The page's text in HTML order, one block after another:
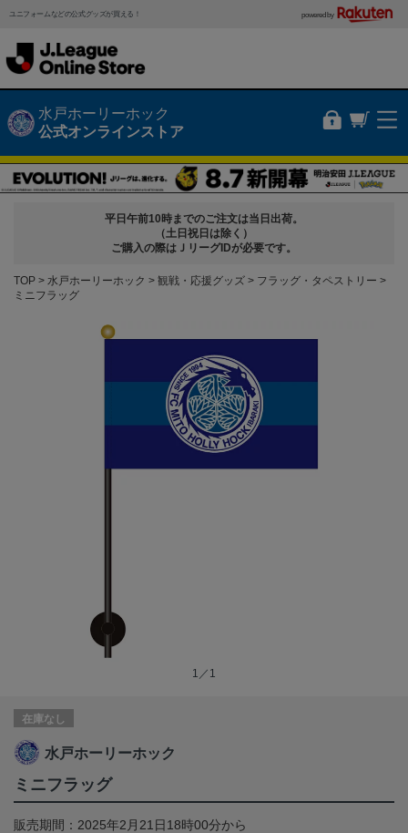
ユニフォームなどの公式グッズが買える！ powered by
水戸ホーリーホック
公式オンラインストア
平日午前10時までのご注文は当日出荷。
（土日祝日は除く）
ご購入の際はＪリーグIDが必要です。
TOP 水戸ホーリーホック 観戦・応援グッズ
フラッグ・タペストリー
ミニフラッグ
1／1
在庫なし
水戸ホーリーホック
ミニフラッグ
販売期間：2025年2月21日18時00分から